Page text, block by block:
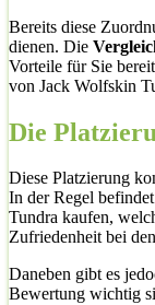
Bereits diese
dienen. Die
Vorteile für Sie
von Jack Wolfskin
Die
Diese Platzierung
In der Regel
Tundra kaufen,
Zufriedenheit bei
Daneben gibt es
Bewertung wichtig